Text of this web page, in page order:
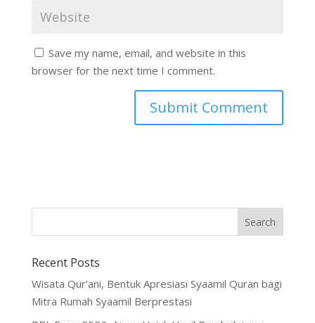
Save my name, email, and website in this
browser for the next time I comment.
Recent Posts
Wisata Qur’ani, Bentuk Apresiasi Syaamil Quran bagi
Mitra Rumah Syaamil Berprestasi